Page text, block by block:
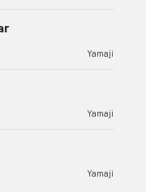
Yamaji
Yamaji
Yamaji